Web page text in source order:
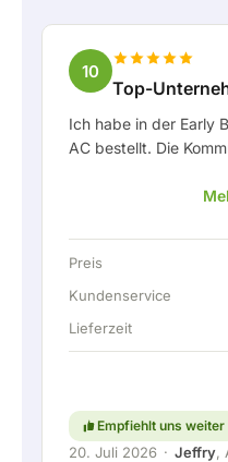
10
Top-
Ich habe in der Early
AC bestellt. Die
Kunde sehr
und hat sich prima
Lieferabsprache
Festanschluss
können. Natürlich
großgeschrieben
Preis
Kundenservice
Lieferzeit
Empfiehlt uns weiter
20. Juli 2026 · Jeffry,